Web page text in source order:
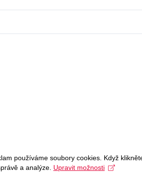
používáme soubory cookies. Když
a analýze. Upravit možnosti